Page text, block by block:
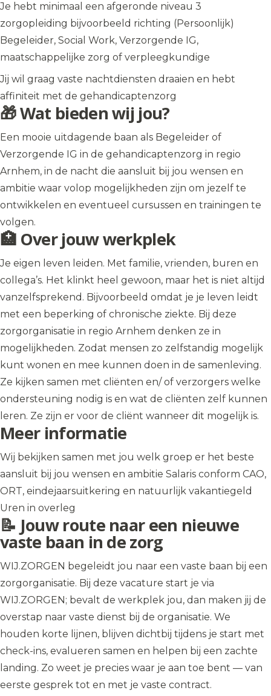
Je hebt minimaal een afgeronde niveau 3
zorgopleiding bijvoorbeeld richting (Persoonlijk)
Begeleider, Social Work, Verzorgende IG,
maatschappelijke zorg of verpleegkundige
Jij wil graag vaste nachtdiensten draaien en hebt
affiniteit met de gehandicaptenzorg
🎁 Wat bieden wij jou?
Een mooie uitdagende baan als Begeleider of
Verzorgende IG in de gehandicaptenzorg in regio
Arnhem, in de nacht die aansluit bij jou wensen en
ambitie waar volop mogelijkheden zijn om jezelf te
ontwikkelen en eventueel cursussen en trainingen te
volgen.
🏥 Over jouw werkplek
Je eigen leven leiden. Met familie, vrienden, buren en
collega’s. Het klinkt heel gewoon, maar het is niet altijd
vanzelfsprekend. Bijvoorbeeld omdat je je leven leidt
met een beperking of chronische ziekte. Bij deze
zorgorganisatie in regio Arnhem denken ze in
mogelijkheden. Zodat mensen zo zelfstandig mogelijk
kunt wonen en mee kunnen doen in de samenleving.
Ze kijken samen met cliënten en/ of verzorgers welke
ondersteuning nodig is en wat de cliënten zelf kunnen
leren. Ze zijn er voor de cliënt wanneer dit mogelijk is.
Meer informatie
Wij bekijken samen met jou welk groep er het beste
aansluit bij jou wensen en ambitie Salaris conform CAO,
ORT, eindejaarsuitkering en natuurlijk vakantiegeld
Uren in overleg
📝 Jouw route naar een nieuwe
vaste baan in de zorg
WIJ.ZORGEN begeleidt jou naar een vaste baan bij een
zorgorganisatie. Bij deze vacature start je via
WIJ.ZORGEN; bevalt de werkplek jou, dan maken jij de
overstap naar vaste dienst bij de organisatie. We
houden korte lijnen, blijven dichtbij tijdens je start met
check-ins, evalueren samen en helpen bij een zachte
landing. Zo weet je precies waar je aan toe bent — van
eerste gesprek tot en met je vaste contract.